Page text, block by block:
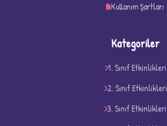
Kullanım Şartları
Kategoriler
1. Sınıf Etkinlikleri
2. Sınıf Etkinlikleri
3. Sınıf Etkinlikleri